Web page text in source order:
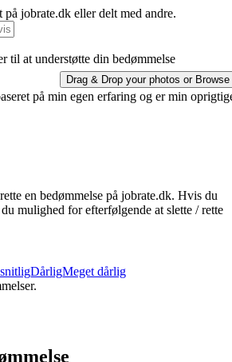
jobrate.dk eller delt med andre.
til at understøtte din bedømmelse
Drag & Drop your photos or Browse
på min egen erfaring og er min
en bedømmelse på jobrate.dk. Hvis du
mulighed for efterfølgende at slette / rette
DårligMeget dårlig